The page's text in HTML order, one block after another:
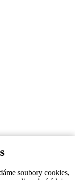
soubory cookies,